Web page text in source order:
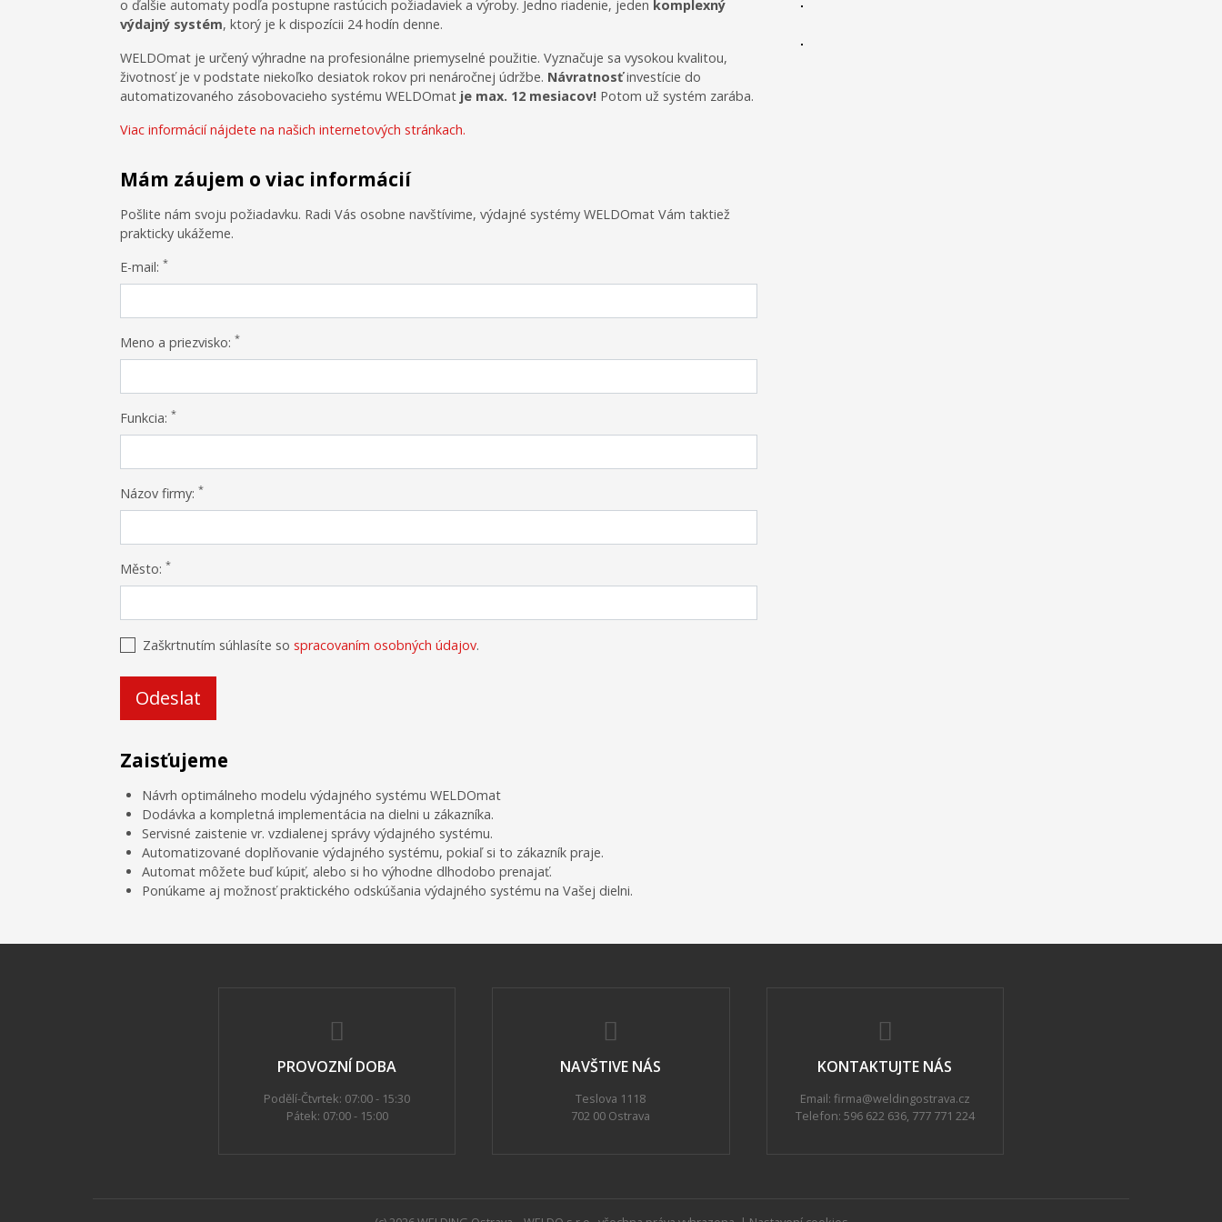
o ďalšie automaty podľa postupne rastúcich požiadaviek a výroby. Jedno riadenie, jeden komplexný
výdajný systém, ktorý je k dispozícii 24 hodín denne.
WELDOmat je určený výhradne na profesionálne priemyselné použitie. Vyznačuje sa vysokou kvalitou,
životnosť je v podstate niekoľko desiatok rokov pri nenáročnej údržbe. Návratnosťinvestície do
automatizovaného zásobovacieho systému WELDOmat je max. 12 mesiacov! Potom už systém zarába.
Viac informácií nájdete na našich internetových stránkach.
Mám záujem o viac informácií
Pošlite nám svoju požiadavku. Radi Vás osobne navštívime, výdajné systémy WELDOmat Vám taktiež
prakticky ukážeme.
E-mail: *
Meno a priezvisko: *
Funkcia: *
Názov firmy: *
Město: *
Zaškrtnutím súhlasíte so spracovaním osobných údajov.
Zaisťujeme
Návrh optimálneho modelu výdajného systému WELDOmat
Dodávka a kompletná implementácia na dielni u zákazníka.
Servisné zaistenie vr. vzdialenej správy výdajného systému.
Automatizované doplňovanie výdajného systému, pokiaľ si to zákazník praje.
Automat môžete buď kúpiť, alebo si ho výhodne dlhodobo prenajať.
Ponúkame aj možnosť praktického odskúšania výdajného systému na Vašej dielni.
PROVOZNÍ DOBA
Podělí-Čtvrtek: 07:00 - 15:30
Pátek: 07:00 - 15:00
NAVŠTIVE NÁS
Teslova 1118
702 00 Ostrava
KONTAKTUJTE NÁS
Email: firma@weldingostrava.cz
Telefon: 596 622 636, 777 771 224